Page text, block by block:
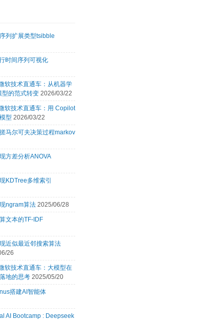
列扩展类型tsibble
时间序列可视化
软技术直通车：从机器学
型的范式转变 2026/03/22
软技术直通车：用 Copilot
型 2026/03/22
马尔可夫决策过程markov
方差分析ANOVA
KDTree多维索引
ngram算法 2025/06/28
文本的TF-IDF
近似最近邻搜索算法
26
软技术直通车：大模型在
地的思考 2025/05/20
搭建AI智能体
AI Bootcamp : Deepseek